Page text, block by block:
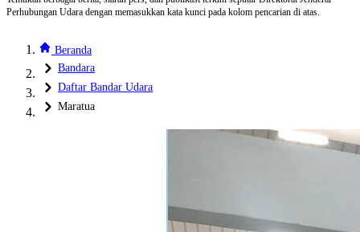
Perhubungan Udara dengan memasukkan kata kunci pada kolom pencarian di atas.
Beranda
Bandara
Daftar Bandar Udara
Maratua